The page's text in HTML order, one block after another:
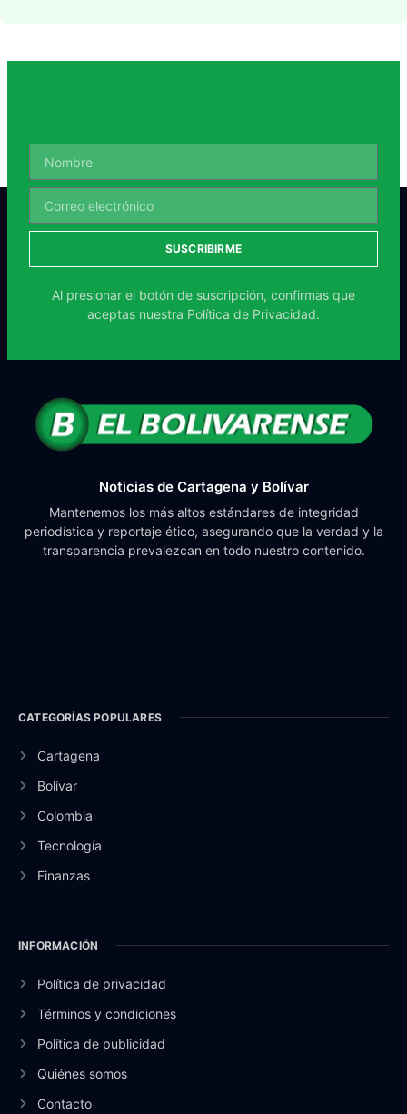
SUSCRIBIRME
Al presionar el botón de suscripción, confirmas que
aceptas nuestra Política de Privacidad.
Noticias de Cartagena y Bolívar
Mantenemos los más altos estándares de integridad
periodística y reportaje ético, asegurando que la verdad y la
transparencia prevalezcan en todo nuestro contenido.
CATEGORÍAS POPULARES
Cartagena
Bolívar
Colombia
Tecnología
Finanzas
INFORMACIÓN
Política de privacidad
Términos y condiciones
Política de publicidad
Quiénes somos
Contacto